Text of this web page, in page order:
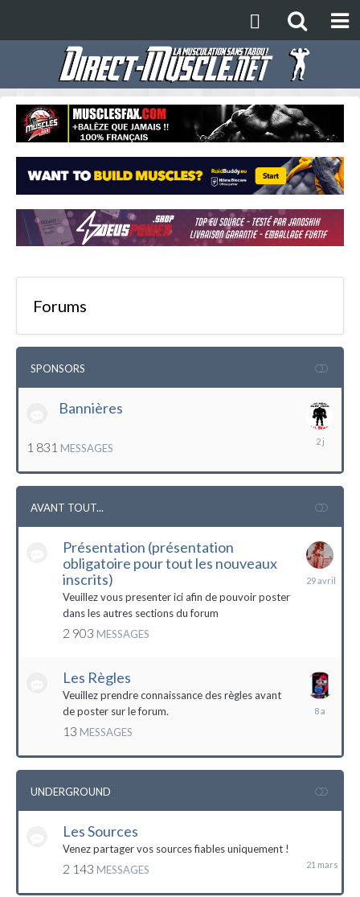
Forums
SPONSORS
Bannières
1 831 MESSAGES
lundi
AVANT TOUT...
Présentation (présentation
obligatoire pour tout les nouveaux
inscrits)
Veuillez vous presenter ici afin de pouvoir poster
dans les autres sections du forum
2 903 MESSAGES
29
Les Règles
Veuillez prendre connaissance des règles avant
de poster sur le forum.
13 MESSAGES
UNDERGROUND
Les Sources
Venez partager vos sources fiables uniquement !
2 143 MESSAGES